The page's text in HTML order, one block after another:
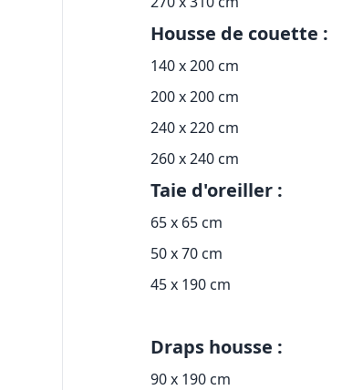
Housse de couette :
140 x 200 cm
200 x 200 cm
240 x 220 cm
260 x 240 cm
Taie d'oreiller :
65 x 65 cm
50 x 70 cm
45 x 190 cm
Draps housse :
90 x 190 cm